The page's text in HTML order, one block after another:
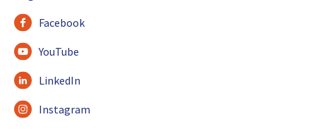
Facebook
YouTube
LinkedIn
Instagram